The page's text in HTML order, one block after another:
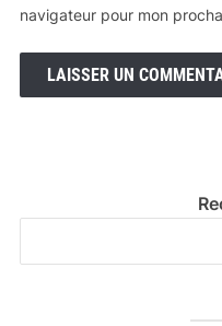
navigateur pour mon